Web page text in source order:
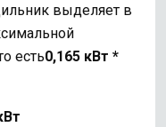
выделяет в
есть0,165 кВт *